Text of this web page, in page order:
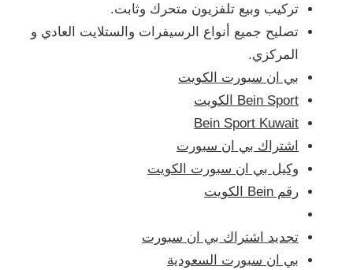
تركيب وبيع تلفزيون متحرك وثابت.
تصليح جميع أنواع الرسيفرات والستلايت العادي و
المركزي.
بي ان سبورت الكويت
Bein Sport الكويت
Bein Sport Kuwait
اشتراك بي ان سبورت
وكيل بي ان سبورت الكويت
رقم Bein الكويت
تجديد اشتراك بي ان سبورت
بي ان سبورت السعودية